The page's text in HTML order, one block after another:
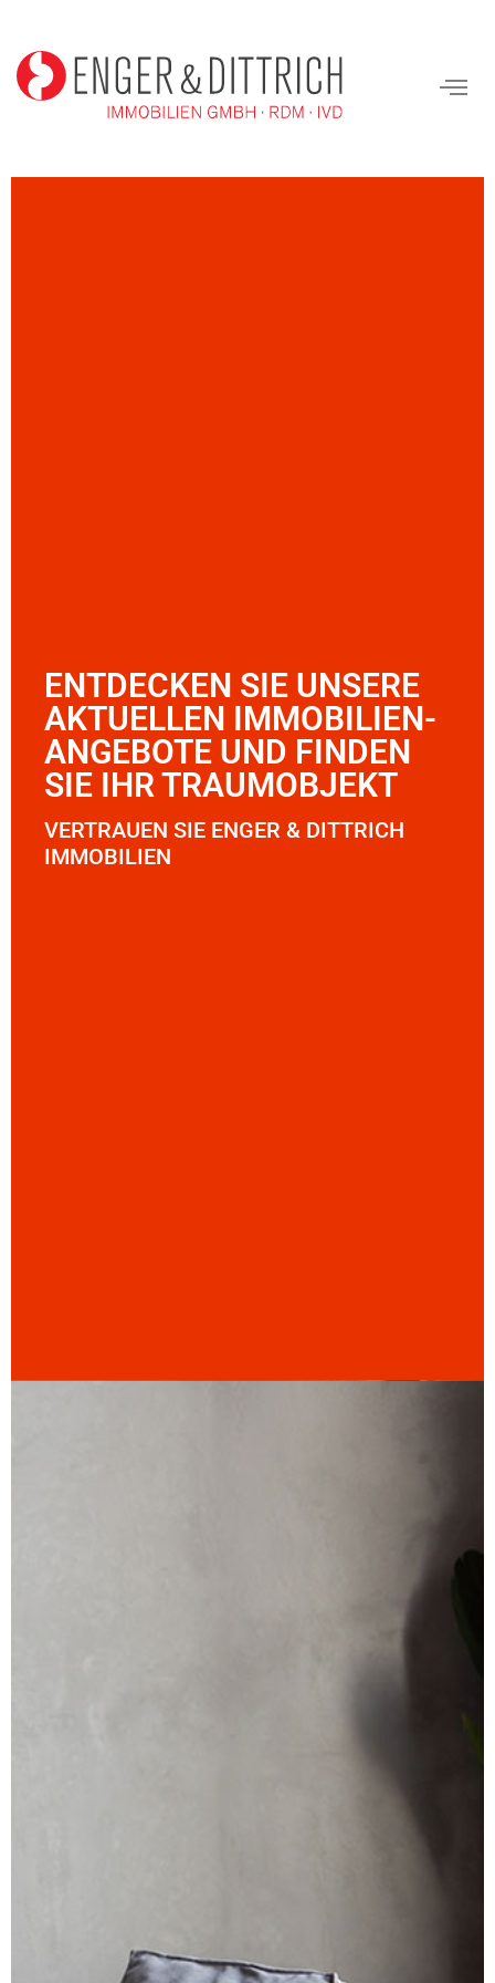
ENTDECKEN SIE UNSERE
AKTUELLEN IMMOBILIEN-
ANGEBOTE UND FINDEN
SIE IHR TRAUMOBJEKT
VERTRAUEN SIE ENGER & DITTRICH
IMMOBILIEN